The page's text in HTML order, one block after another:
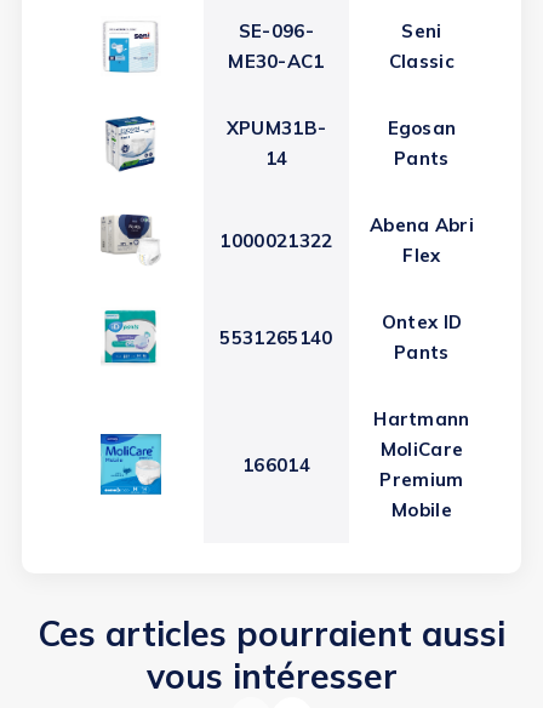
SE-096-
ME30-AC1
Seni
Classic
XPUM31B-
14
Egosan
Pants
1000021322
Abena Abri
Flex
5531265140
Ontex ID
Pants
166014
Hartmann
MoliCare
Premium
Mobile
Ces articles pourraient aussi
vous intéresser